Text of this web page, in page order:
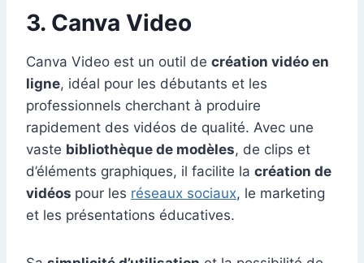
3. Canva Video
Canva Video est un outil de création vidéo en
ligne, idéal pour les débutants et les
professionnels cherchant à produire
rapidement des vidéos de qualité. Avec une
vaste bibliothèque de modèles, de clips et
d’éléments graphiques, il facilite la création de
vidéos pour les réseaux sociaux, le marketing
et les présentations éducatives.